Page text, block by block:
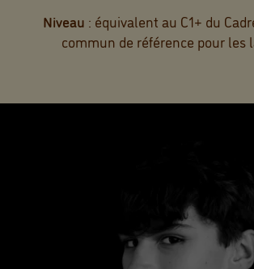
Niveau : équivalent au C1+ du
commun de référence pour les